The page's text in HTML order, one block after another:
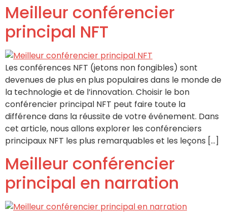
Meilleur conférencier
principal NFT
Les conférences NFT (jetons non fongibles) sont
devenues de plus en plus populaires dans le monde de
la technologie et de l’innovation. Choisir le bon
conférencier principal NFT peut faire toute la
différence dans la réussite de votre événement. Dans
cet article, nous allons explorer les conférenciers
principaux NFT les plus remarquables et les leçons […]
Meilleur conférencier
principal en narration